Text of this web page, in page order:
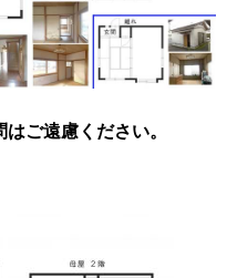
遠慮ください。